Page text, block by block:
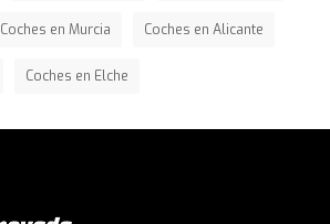
Coches en Murcia Coches en Alicante
Coches en Elche